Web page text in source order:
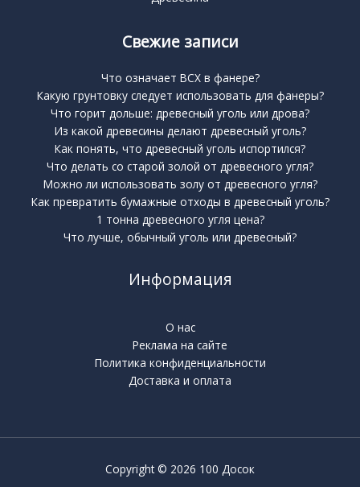
Свежие записи
Что означает BCX в фанере?
Какую грунтовку следует использовать для фанеры?
Что горит дольше: древесный уголь или дрова?
Из какой древесины делают древесный уголь?
Как понять, что древесный уголь испортился?
Что делать со старой золой от древесного угля?
Можно ли использовать золу от древесного угля?
Как превратить бумажные отходы в древесный уголь?
1 тонна древесного угля цена?
Что лучше, обычный уголь или древесный?
Информация
О нас
Реклама на сайте
Политика конфиденциальности
Доставка и оплата
Copyright © 2026 100 Досок